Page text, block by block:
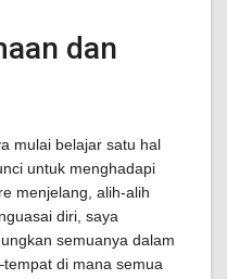
dan
mulai belajar satu hal
untuk menghadapi
menjelang, alih-alih
diri, saya
semuanya dalam
di mana semua